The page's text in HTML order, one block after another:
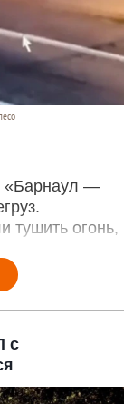
«Барнаул —
тушить огонь,
с